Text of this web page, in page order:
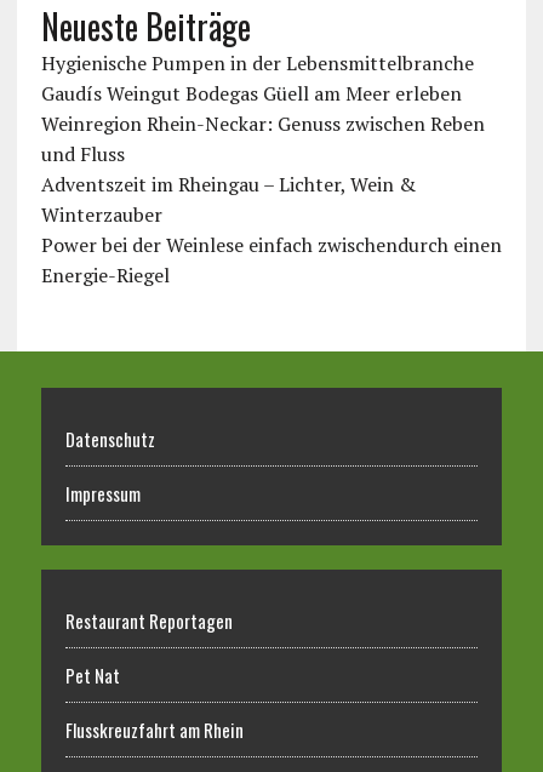
Neueste Beiträge
Hygienische Pumpen in der Lebensmittelbranche
Gaudís Weingut Bodegas Güell am Meer erleben
Weinregion Rhein-Neckar: Genuss zwischen Reben
und Fluss
Adventszeit im Rheingau – Lichter, Wein &
Winterzauber
Power bei der Weinlese einfach zwischendurch einen
Energie-Riegel
Datenschutz
Impressum
Restaurant Reportagen
Pet Nat
Flusskreuzfahrt am Rhein